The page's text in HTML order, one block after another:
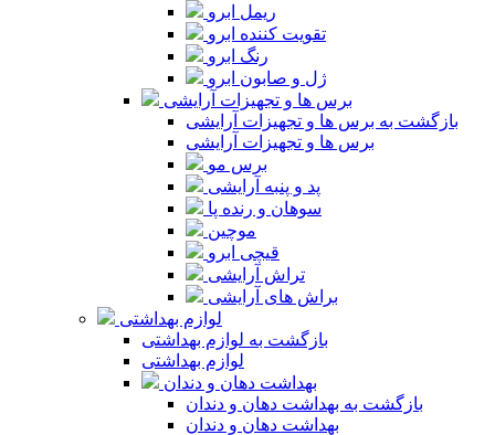
ریمل ابرو
تقویت کننده ابرو
رنگ ابرو
ژل و صابون ابرو
برس ها و تجهیزات آرایشی
بازگشت به برس ها و تجهیزات آرایشی
برس ها و تجهیزات آرایشی
برس مو
پد و پنبه آرایشی
سوهان و رنده پا
موچین
قیچی ابرو
تراش آرایشی
براش های آرایشی
لوازم بهداشتی
بازگشت به لوازم بهداشتی
لوازم بهداشتی
بهداشت دهان و دندان
بازگشت به بهداشت دهان و دندان
بهداشت دهان و دندان